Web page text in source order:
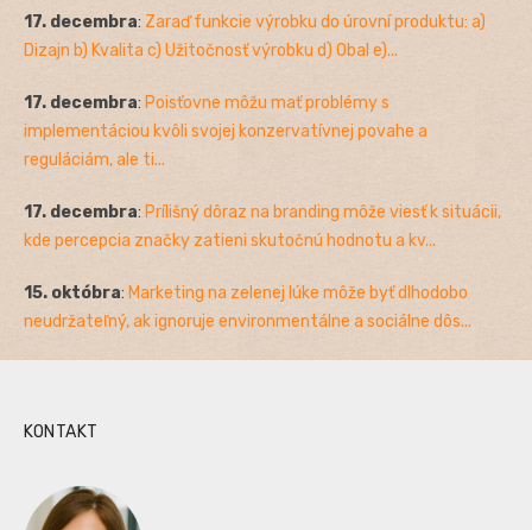
17. decembra: Zaraď funkcie výrobku do úrovní produktu: a)
Dizajn b) Kvalita c) Užitočnosť výrobku d) Obal e)...
17. decembra: Poisťovne môžu mať problémy s
implementáciou kvôli svojej konzervatívnej povahe a
reguláciám, ale ti...
17. decembra: Prílišný dôraz na branding môže viesť k situácii,
kde percepcia značky zatieni skutočnú hodnotu a kv...
15. októbra: Marketing na zelenej lúke môže byť dlhodobo
neudržateľný, ak ignoruje environmentálne a sociálne dôs...
KONTAKT